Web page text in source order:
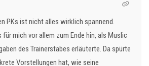
PKs ist nicht alles wirklich spannend.
mich vor allem zum Ende hin, als Muslic
des Trainerstabes erläuterte. Da spürte
Vorstellungen hat, wie seine